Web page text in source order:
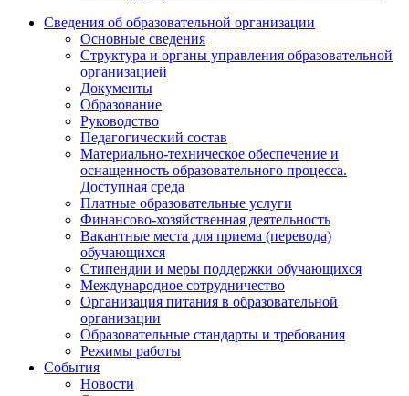
Сведения об образовательной организации
Основные сведения
Структура и органы управления образовательной
организацией
Документы
Образование
Руководство
Педагогический состав
Материально-техническое обеспечение и
оснащенность образовательного процесса.
Доступная среда
Платные образовательные услуги
Финансово-хозяйственная деятельность
Вакантные места для приема (перевода)
обучающихся
Стипендии и меры поддержки обучающихся
Международное сотрудничество
Организация питания в образовательной
организации
Образовательные стандарты и требования
Режимы работы
События
Новости